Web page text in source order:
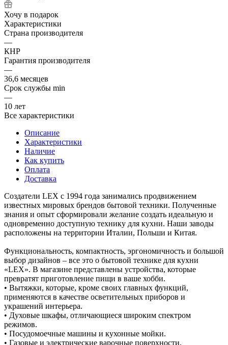
Хочу в подарок
Характеристики
Страна производителя
—
КНР
Гарантия производителя
—
36,6 месяцев
Срок службы min
—
10 лет
Все характеристики
Описание
Характеристики
Наличие
Как купить
Оплата
Доставка
Создатели LEX с 1994 года занимались продвижением
известных мировых брендов бытовой техники. Полученные
знания и опыт сформировали желание создать идеальную и
одновременно доступную технику для кухни. Наши заводы
расположены на территории Италии, Польши и Китая.
Функциональность, компактность, эргономичность и большой
выбор дизайнов – все это о бытовой технике для кухни
«LEX». В магазине представлены устройства, которые
превратят приготовление пищи в ваше хобби.
• Вытяжки, которые, кроме своих главных функций,
применяются в качестве осветительных приборов и
украшений интерьера.
• Духовые шкафы, отличающиеся широким спектром
режимов.
• Посудомоечные машины и кухонные мойки.
• Газовые и электрические варочные поверхности.